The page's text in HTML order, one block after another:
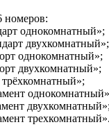
номеров:
однокомнатный»;
двухкомнатный»;
однокомнатный»;
двухкомнатный»;
двухкомнатный»;
трехкомнатный».